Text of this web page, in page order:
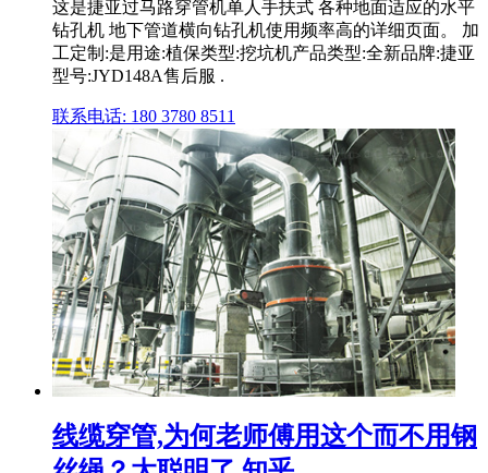
这是捷亚过马路穿管机单人手扶式 各种地面适应的水平
钻孔机 地下管道横向钻孔机使用频率高的详细页面。 加
工定制:是用途:植保类型:挖坑机产品类型:全新品牌:捷亚
型号:JYD148A售后服 .
联系电话: 180 3780 8511
线缆穿管,为何老师傅用这个而不用钢